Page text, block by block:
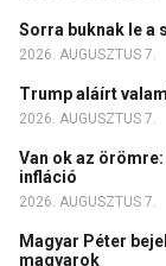
Sorra buknak le a
2026. AUGUSZTUS 7.
Trump aláírt
2026. AUGUSZTUS 7.
Van ok az
infláció
2026. AUGUSZTUS 7.
Magyar Péter
magyarok